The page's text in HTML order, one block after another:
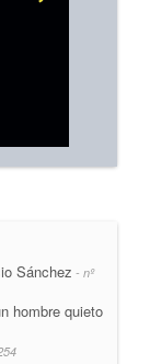
Sánchez - nº
hombre quieto